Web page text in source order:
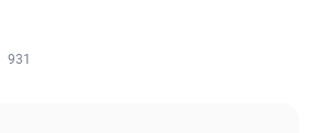
931